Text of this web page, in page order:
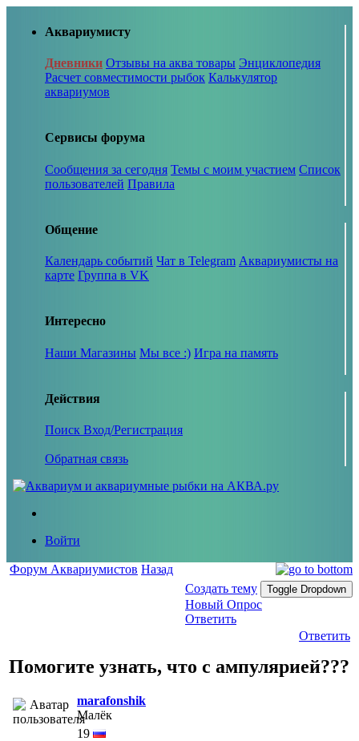
Аквариумисту
Дневники Отзывы на аква товары Энциклопедия
Расчет совместимости рыбок Калькулятор
аквариумов
Сервисы форума
Сообщения за сегодня Темы с моим участием Список
пользователей Правила
Общение
Календарь событий Чат в Telegram Аквариумисты на
карте Группа в VK
Интересно
Наши Магазины Мы все :) Игра на память
Действия
Поиск Вход/Регистрация
Обратная связь
Войти
Форум Аквариумистов Назад
Создать тему
Toggle Dropdown
Новый Опрос
Ответить
Ответить
Помогите узнать, что с ампулярией???
marafonshik
Малёк
19